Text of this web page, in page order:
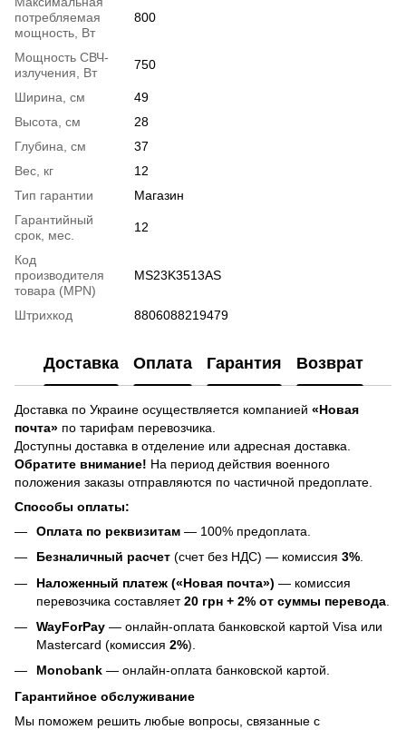
потребляемая
мощность, Вт
800
Мощность СВЧ-
излучения, Вт
750
Ширина, см
49
Высота, см
28
Глубина, см
37
Вес, кг
12
Тип гарантии
Магазин
Гарантийный
срок, мес.
12
Код
производителя
товара (MPN)
MS23K3513AS
Штрихкод 8806088219479
Доставка Оплата Гарантия Возврат
Доставка по Украине осуществляется компанией «Новая
почта» по тарифам перевозчика.
Доступны доставка в отделение или адресная доставка.
Обратите внимание! На период действия военного
положения заказы отправляются по частичной предоплате.
Способы оплаты:
Оплата по реквизитам — 100% предоплата.
Безналичный расчет (счет без НДС) — комиссия 3%.
Наложенный платеж («Новая почта») — комиссия
перевозчика составляет20 грн + 2% от суммы перевода
WayForPay — онлайн-оплата банковской картой Visa или
Mastercard (комиссия 2%).
Monobank — онлайн-оплата банковской картой.
Гарантийное обслуживание
Мы поможем решить любые вопросы, связанные с